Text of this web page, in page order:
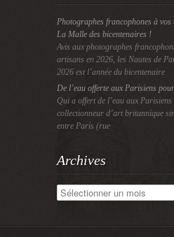
Photographes francophones à
La Malle des bicentenaires !
Avis aux photographes
artisans en 2026, les Nautes de
2026 est l’année du bicentenaire
De l’eau offerte aux Parisiens
Qui a offert de l’eau aux
collectionneur d’art britannique
entre Paris (rue
Archives
Archives